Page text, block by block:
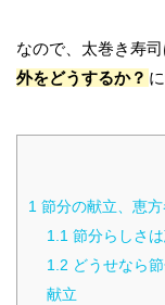
なので、太巻き寿司
外をどうするか？
1 節分の献立、恵
1.1節分らしさ
1.2 どうせなら
献立